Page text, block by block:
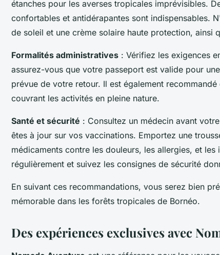
étanches pour les averses tropicales imprévisibles.
confortables et antidérapantes sont indispensables.
de soleil et une crème solaire haute protection, ainsi
Formalités administratives : Vérifiez les exigences
assurez-vous que votre passeport est valide pour
prévue de votre retour. Il est également
couvrant les activités en pleine nature.
Santé et sécurité : Consultez un médecin avant
êtes à jour sur vos vaccinations. Emportez une
médicaments contre les douleurs, les allergies, et
régulièrement et suivez les consignes de sécurité
En suivant ces recommandations, vous serez bien
mémorable dans les forêts tropicales de Bornéo.
Des expériences exclusives avec